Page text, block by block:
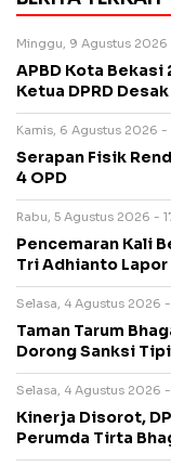
Minggu, 9 Agustus 2026
APBD Kota
Ketua DPRD
Kamis, 6 Agustus 2026 -
Serapan Fisik
4 OPD
Rabu, 5 Agustus 2026 -
Pencemaran Kali
Tri Adhianto
Selasa, 4 Agustus 2026 -
Taman Tarum
Dorong Sanksi
Selasa, 4 Agustus 2026 -
Kinerja Disorot,
Perumda Tirta